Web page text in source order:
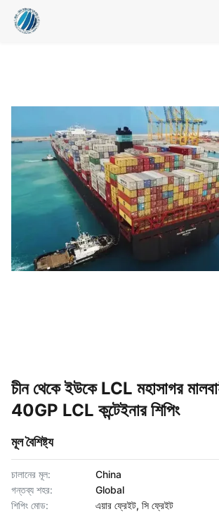
চীন থেকে ইউকে LCL মহাসাগর
40GP LCL কন্টেইনার শিপিং
মূল বৈশিষ্ট্য
চালানের মূল:
China
গন্তব্য শহর:
Global
শিপিং মোড:
এয়ার ফ্রেইট, সি ফ্রেইট